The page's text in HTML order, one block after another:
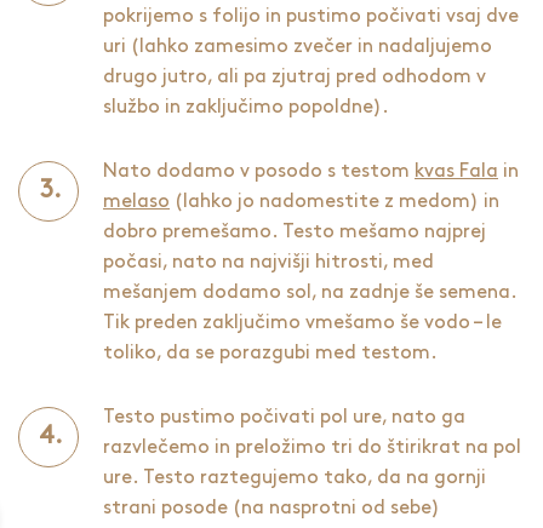
pokrijemo s folijo in pustimo počivati vsaj dve
uri (lahko zamesimo zvečer in nadaljujemo
drugo jutro, ali pa zjutraj pred odhodom v
službo in zaključimo popoldne).
Nato dodamo v posodo s testom kvas Fala in
melaso (lahko jo nadomestite z medom) in
dobro premešamo. Testo mešamo najprej
počasi, nato na najvišji hitrosti, med
mešanjem dodamo sol, na zadnje še semena.
Tik preden zaključimo vmešamo še vodo – le
toliko, da se porazgubi med testom.
Testo pustimo počivati pol ure, nato ga
razvlečemo in preložimo tri do štirikrat na pol
ure. Testo raztegujemo tako, da na gornji
strani posode (na nasprotni od sebe)